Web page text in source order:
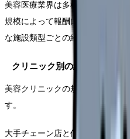
美容医療業界は多様で複雑な給
規模によって報酬に顕著な差が
な施設類型ごとの給与水準を詳細
クリニック別の給与差
美容クリニックの規模や特性は
す。
大手チェーン店と個人クリニッ